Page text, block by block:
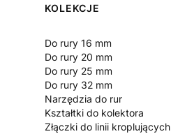
Linki w stopce
KOLEKCJE
Do rury 16 mm
Do rury 20 mm
Do rury 25 mm
Do rury 32 mm
Narzędzia do rur
Kształtki do kolektora
Złączki do linii kroplujących